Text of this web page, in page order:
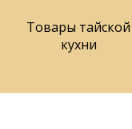
Товары тайской
кухни